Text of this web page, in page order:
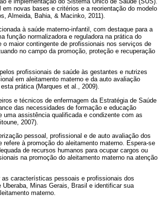
novas bases e critérios e a reorientação do modelo
Almeida, Bahia, & Macinko, 2011).
à saúde materno-infantil, com destaque para a
função normalizadora e reguladora na prática do
maior contingente de profissionais nos serviços de
no campo da promoção, proteção e recuperação
profissionais de saúde às gestantes e nutrizes
em aleitamento materno e da auto avaliação
prática (Marques et al., 2009).
e técnicos de enfermagem da Estratégia de Saúde
das necessidades de formação e educação
uma assistência qualificada e condizente com as
2007).
pessoal, profissional e de auto avaliação dos
à promoção do aleitamento materno. Espera-se
de recursos humanos para ocupar cargos ou
na promoção do aleitamento materno na atenção
características pessoais e profissionais dos
Minas Gerais, Brasil e identificar sua
materno.